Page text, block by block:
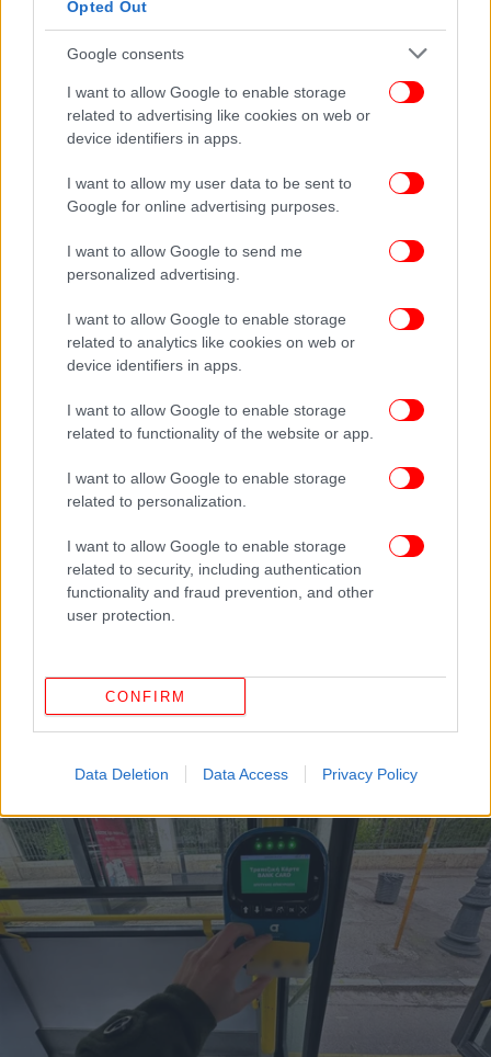
Opted Out
Google consents
I want to allow Google to enable storage
related to advertising like cookies on web or
device identifiers in apps.
I want to allow my user data to be sent to
Google for online advertising purposes.
I want to allow Google to send me
personalized advertising.
I want to allow Google to enable storage
related to analytics like cookies on web or
device identifiers in apps.
I want to allow Google to enable storage
related to functionality of the website or app.
I want to allow Google to enable storage
related to personalization.
I want to allow Google to enable storage
related to security, including authentication
functionality and fraud prevention, and other
user protection.
CONFIRM
Data Deletion Data Access Privacy Policy
ΕΛΛΑΔΑ 14/03/2026 19:19
pass από την πτήση της από το Ομάν: «Ελπίζω
να τελειώσει εδώ η αθλιότητα»
11/03/2026 12:20
Και αυτή την Κυριακή δωρεάν είσοδος σε